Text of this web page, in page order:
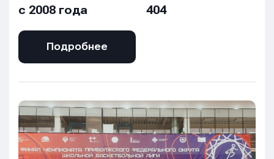
с 2008 года 404
Подробнее